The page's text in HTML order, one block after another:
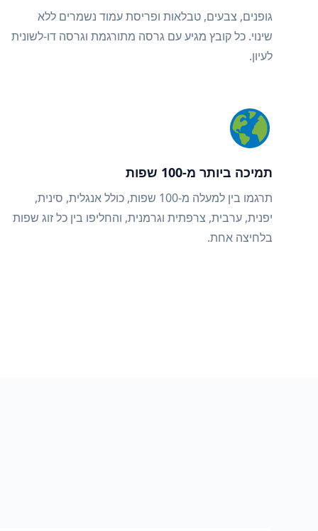
גופנים, צבעים, טבלאות ופריסת עמוד נשמרים ללא
שינוי. כל קובץ מגיע עם גרסה מתורגמת וגרסה דו-לשונית
לעיון.
תמיכה ביותר מ-100 שפות
תרגמו בין למעלה מ-100 שפות, כולל אנגלית, סינית,
יפנית, ערבית, צרפתית וגרמנית, והחליפו בין כל זוג שפות
בלחיצה אחת.